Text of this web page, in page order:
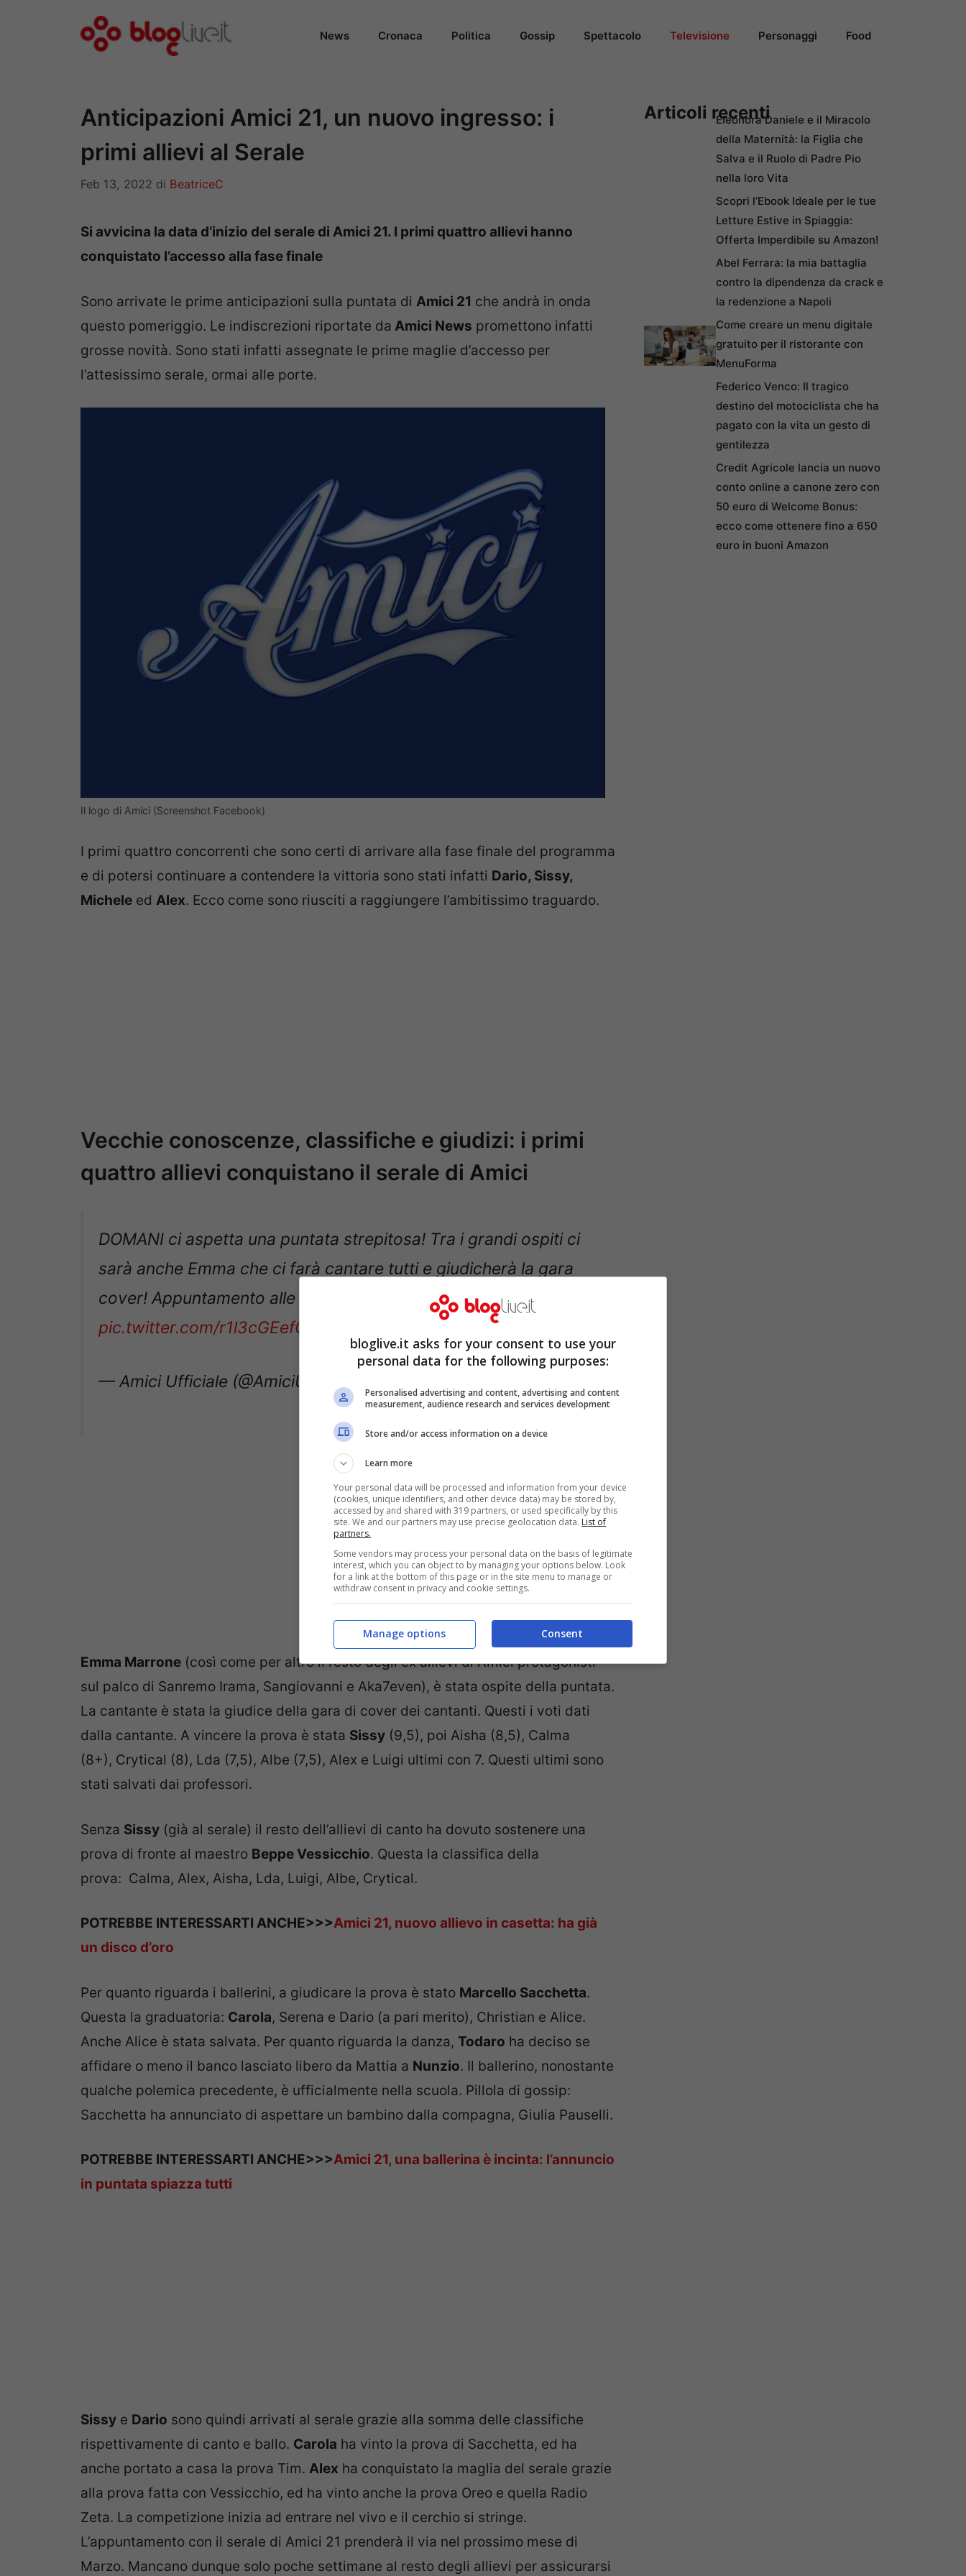
News Cronaca Politica Gossip Spettacolo Televisione Personaggi Food
Anticipazioni Amici 21, un nuovo ingresso: i
primi allievi al Serale
Feb 13, 2022 di BeatriceC
Si avvicina la data d’inizio del serale di Amici 21. I primi quattro allievi hanno
conquistato l’accesso alla fase finale
Sono arrivate le prime anticipazioni sulla puntata di Amici 21 che andrà in onda
questo pomeriggio. Le indiscrezioni riportate da Amici News promettono infatti
grosse novità. Sono stati infatti assegnate le prime maglie d’accesso per
l’attesissimo serale, ormai alle porte.
Il logo di Amici (Screenshot Facebook)
I primi quattro concorrenti che sono certi di arrivare alla fase finale del programma
e di potersi continuare a contendere la vittoria sono stati infatti Dario, Sissy,
Michele ed Alex. Ecco come sono riusciti a raggiungere l’ambitissimo traguardo.
Vecchie conoscenze, classifiche e giudizi: i primi
quattro allievi conquistano il serale di Amici
DOMANI ci aspetta una puntata strepitosa! Tra i grandi ospiti ci
sarà anche Emma che ci farà cantare tutti e giudicherà la gara
cover! Appuntamento alle 14.00 su Canale 5 @MarroneEmma
pic.twitter.com/r1l3cGEefC
— Amici Ufficiale (@AmiciUfficiale)
Emma Marrone (così come per altro il resto degli ex allievi di Amici protagonisti
sul palco di Sanremo Irama, Sangiovanni e Aka7even), è stata ospite della puntata.
La cantante è stata la giudice della gara di cover dei cantanti. Questi i voti dati
dalla cantante. A vincere la prova è stata Sissy (9,5), poi Aisha (8,5), Calma
(8+), Crytical (8), Lda (7,5), Albe (7,5), Alex e Luigi ultimi con 7. Questi ultimi sono
stati salvati dai professori.
Senza Sissy (già al serale) il resto dell’allievi di canto ha dovuto sostenere una
prova di fronte al maestro Beppe Vessicchio
. Questa la classifica della
prova: Calma, Alex, Aisha, Lda, Luigi, Albe, Crytical.
POTREBBE INTERESSARTI ANCHE>>> Amici 21, nuovo allievo in casetta: ha già
un disco d’oro
Per quanto riguarda i ballerini, a giudicare la prova è stato Marcello Sacchetta
Questa la graduatoria: Carola
, Serena e Dario (a pari merito), Christian e Alice.
Anche Alice è stata salvata. Per quanto riguarda la danza, Todaro ha deciso se
affidare o meno il banco lasciato libero da Mattia a Nunzio
. Il ballerino, nonostante
qualche polemica precedente, è ufficialmente nella scuola. Pillola di gossip:
Sacchetta ha annunciato di aspettare un bambino dalla compagna, Giulia Pauselli.
POTREBBE INTERESSARTI ANCHE>>> Amici 21, una ballerina è incinta: l’annuncio
in puntata spiazza tutti
Sissy e Dario
sono quindi arrivati al serale grazie alla somma delle classifiche
rispettivamente di canto e ballo. Carola ha vinto la prova di Sacchetta, ed ha
anche portato a casa la prova Tim.
Alex ha conquistato la maglia del serale grazie
alla prova fatta con Vessicchio, ed ha vinto anche la prova Oreo e quella Radio
Zeta. La competizione inizia ad entrare nel vivo e il cerchio si stringe.
L’appuntamento con il serale di Amici 21 prenderà il via nel prossimo mese di
Marzo. Mancano dunque solo poche settimane al resto degli allievi per assicurarsi
Articoli recentiEleonora Daniele e il Miracolo
della Maternità: la Figlia che
Salva e il Ruolo di Padre Pio
nella loro Vita
Scopri l’Ebook Ideale per le tue
Letture Estive in Spiaggia:
Offerta Imperdibile su Amazon!
Abel Ferrara: la mia battaglia
contro la dipendenza da crack e
la redenzione a Napoli
Come creare un menu digitale
gratuito per il ristorante con
MenuForma
Federico Venco: Il tragico
destino del motociclista che ha
pagato con la vita un gesto di
gentilezza
Credit Agricole lancia un nuovo
conto online a canone zero con
50 euro di Welcome Bonus:
ecco come ottenere fino a 650
euro in buoni Amazon
bloglive.it asks for your consent to use your
personal data for the following purposes:
Personalised advertising and content, advertising and content
measurement, audience research and services development
Store and/or access information on a device
Learn more
Your personal data will be processed and information from your device
(cookies, unique identifiers, and other device data) may be stored by,
accessed by and shared with 319 partners, or used specifically by this
site. We and our partners may use precise geolocation data. List of
partners.
Some vendors may process your personal data on the basis of legitimate
interest, which you can object to by managing your options below. Look
for a link at the bottom of this page or in the site menu to manage or
withdraw consent in privacy and cookie settings.
Consent
Manage options